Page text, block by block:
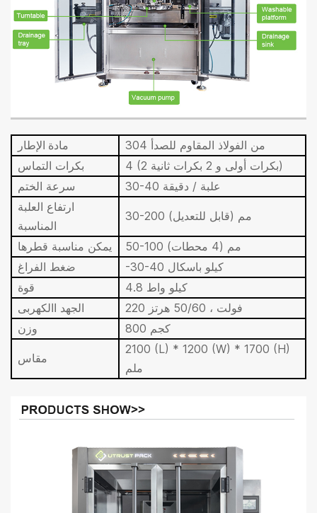
مادة الإطار
304 من الفولاذ المقاوم للصدأ
بكرات التماس
4 (2 بكرات أولى و 2 بكرات ثانية)
سرعة الختم
30-40 علبة / دقيقة
ارتفاع العلبة
المناسبة
30-200 مم (قابل للتعديل)
يمكن مناسبة قطرها
50-100 مم (4 محطات)
ضغط الفراغ
-30-40 كيلو باسكال
قوة
4.8 كيلو واط
الجهد االكهربى
220 فولت ، 50/60 هرتز
وزن
800 كجم
مقاس
2100 (L) * 1200 (W) * 1700 (H)
ملم